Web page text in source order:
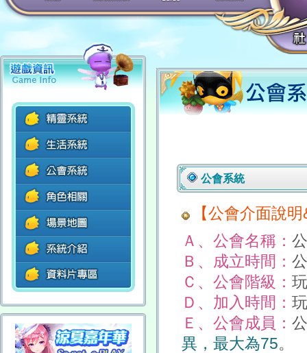
公會系統
【公會介面說
Ａ、公會名稱：
Ｂ、成立時間：
Ｃ、公會階級：
Ｄ、加入時間：
Ｅ、公會成員：
異，最大為75。